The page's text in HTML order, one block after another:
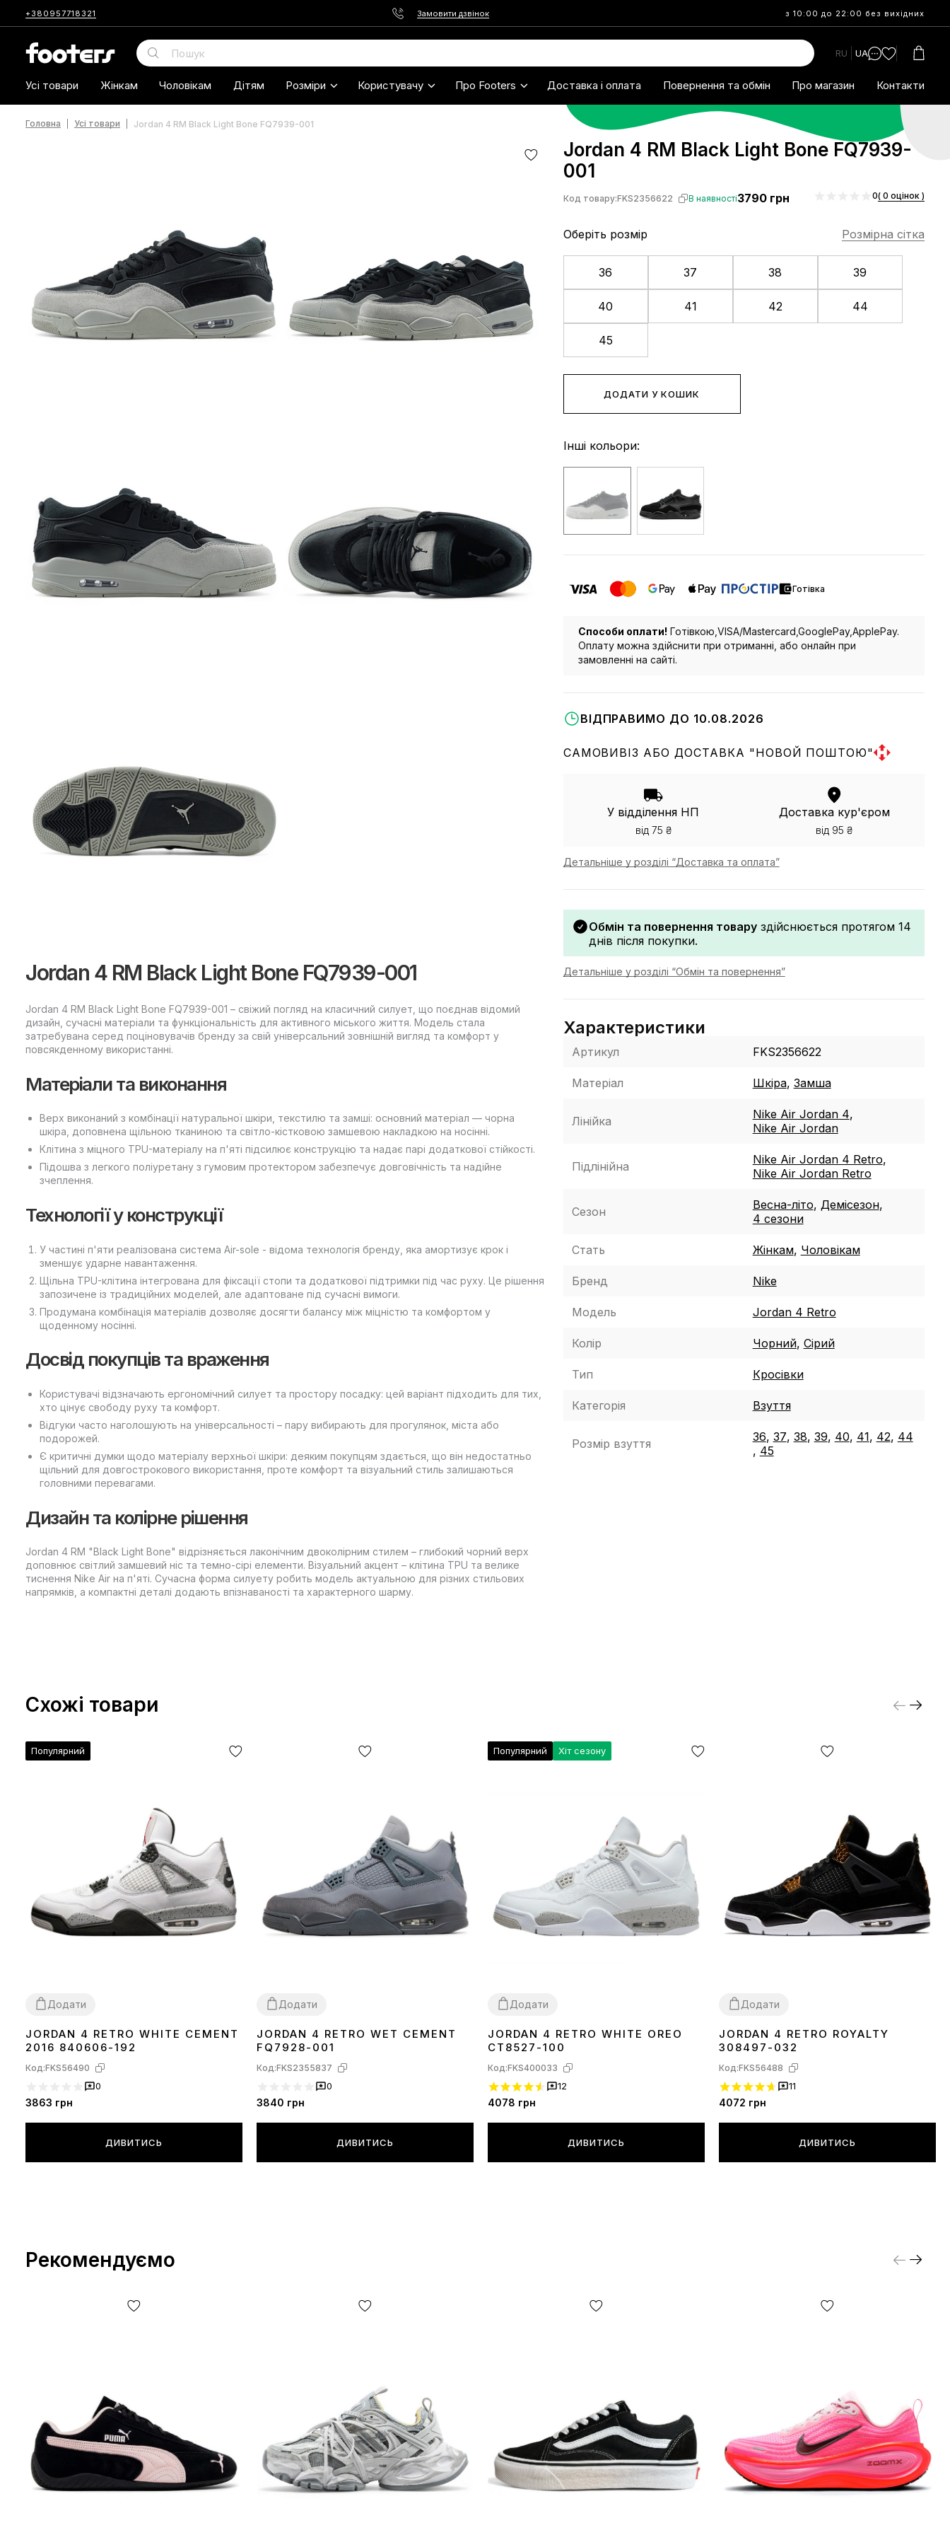
+380957718321 Замовити дзвінок з 10:00 до 22:00 без вихідних
RU UA
Усі товари Жінкам Чоловікам Дітям Розміри Користувачу Про Footers Доставка і оплата Повернення та обмін Про магазин Контакти
Головна Усі товари Jordan 4 RM Black Light Bone FQ7939-001
Jordan 4 RM Black Light Bone FQ7939-001
Jordan 4 RM Black Light Bone FQ7939-001 – свіжий погляд на класичний силует, що поєднав відомий
дизайн, сучасні матеріали та функціональність для активного міського життя. Модель стала
затребувана серед поціновувачів бренду за свій універсальний зовнішній вигляд та комфорт у
повсякденному використанні.
Матеріали та виконання
Верх виконаний з комбінації натуральної шкіри, текстилю та замші: основний матеріал — чорна
шкіра, доповнена щільною тканиною та світло-кістковою замшевою накладкою на носінні.
Клітина з міцного TPU-матеріалу на п'яті підсилює конструкцію та надає парі додаткової стійкості.
Підошва з легкого поліуретану з гумовим протектором забезпечує довговічність та надійне
зчеплення.
Технології у конструкції
У частині п'яти реалізована система Air-sole - відома технологія бренду, яка амортизує крок і
зменшує ударне навантаження.
Щільна TPU-клітина інтегрована для фіксації стопи та додаткової підтримки під час руху. Це рішення
запозичене із традиційних моделей, але адаптоване під сучасні вимоги.
Продумана комбінація матеріалів дозволяє досягти балансу між міцністю та комфортом у
щоденному носінні.
Досвід покупців та враження
Користувачі відзначають ергономічний силует та простору посадку: цей варіант підходить для тих,
хто цінує свободу руху та комфорт.
Відгуки часто наголошують на універсальності – пару вибирають для прогулянок, міста або
подорожей.
Є критичні думки щодо матеріалу верхньої шкіри: деяким покупцям здається, що він недостатньо
щільний для довгострокового використання, проте комфорт та візуальний стиль залишаються
головними перевагами.
Дизайн та колірне рішення
Jordan 4 RM "Black Light Bone" відрізняється лаконічним двоколірним стилем – глибокий чорний верх
доповнює світлий замшевий ніс та темно-сірі елементи. Візуальний акцент – клітина TPU та велике
тиснення Nike Air на п'яті. Сучасна форма силуету робить модель актуальною для різних стильових
напрямків, а компактні деталі додають впізнаваності та характерного шарму.
Jordan 4 RM Black Light Bone FQ7939-
001
Код товару:FKS2356622 В наявності3790грн 0( 0 оцінок )
Оберіть розмір Розмірна сітка
36 37 38 39
40 41 42 44
45
ДОДАТИ У КОШИК
Інші кольори:
Готівка
Способи оплати! Готівкою,VISA/Mastercard,GooglePay,ApplePay.
Оплату можна здійснити при отриманні, або онлайн при
замовленні на сайті.
ВІДПРАВИМО ДО 10.08.2026
САМОВИВІЗ АБО ДОСТАВКА "НОВОЙ ПОШТОЮ"
У відділення НП
від 75 ₴
Доставка кур'єром
від 95 ₴
Детальніше у розділі “Доставка та оплата”
Обмін та повернення товаруздійснюється протягом 14
днів після покупки.
Детальніше у розділі “Обмін та повернення”
Характеристики
Артикул FKS2356622
Матеріал Шкіра, Замша
Лінійка Nike Air Jordan 4,
Nike Air Jordan
Підлінійна Nike Air Jordan 4 Retro,
Nike Air Jordan Retro
Сезон Весна-літо, Демісезон,
4 сезони
Стать Жінкам, Чоловікам
Бренд Nike
Модель Jordan 4 Retro
Колір Чорний, Сірий
Тип Кросівки
Категорія Взуття
Розмір взуття 36, 37, 38, 39, 40, 41, 42, 44
, 45
Схожі товари
Популярний
Додати
36384044
JORDAN 4 RETRO WHITE CEMENT
2016 840606-192
Код:FKS56490
0
3863 грн
ДИВИТИСЬ
Додати
3738394041 4243 4445
JORDAN 4 RETRO WET CEMENT
FQ7928-001
Код:FKS2355837
0
3840 грн
ДИВИТИСЬ
Популярний Хіт сезону
Додати
36373941 42
JORDAN 4 RETRO WHITE OREO
CT8527-100
Код:FKS400033
12
4078 грн
ДИВИТИСЬ
Додати
3839404142 434445
JORDAN 4 RETRO ROYALTY
308497-032
Код:FKS56488
11
4072 грн
ДИВИТИСЬ
Рекомендуємо